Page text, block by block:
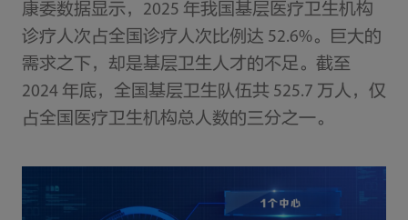
康委数据显示，2025 年我国基层医疗卫生机构
诊疗人次占全国诊疗人次比例达 52.6%。巨大的
需求之下，却是基层卫生人才的不足。截至
2024 年底，全国基层卫生队伍共 525.7 万人，仅
占全国医疗卫生机构总人数的三分之一。